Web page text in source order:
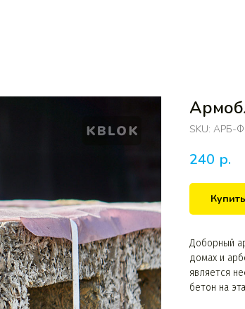
SKU: АРБ-
240 р.
Купить
Доборный
домах и
является
бетон на